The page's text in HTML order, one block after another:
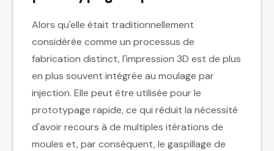
Alors qu'elle était traditionnellement
considérée comme un processus de
fabrication distinct, l'impression 3D est de plus
en plus souvent intégrée au moulage par
injection. Elle peut être utilisée pour le
prototypage rapide, ce qui réduit la nécessité
d'avoir recours à de multiples itérations de
moules et, par conséquent, le gaspillage de